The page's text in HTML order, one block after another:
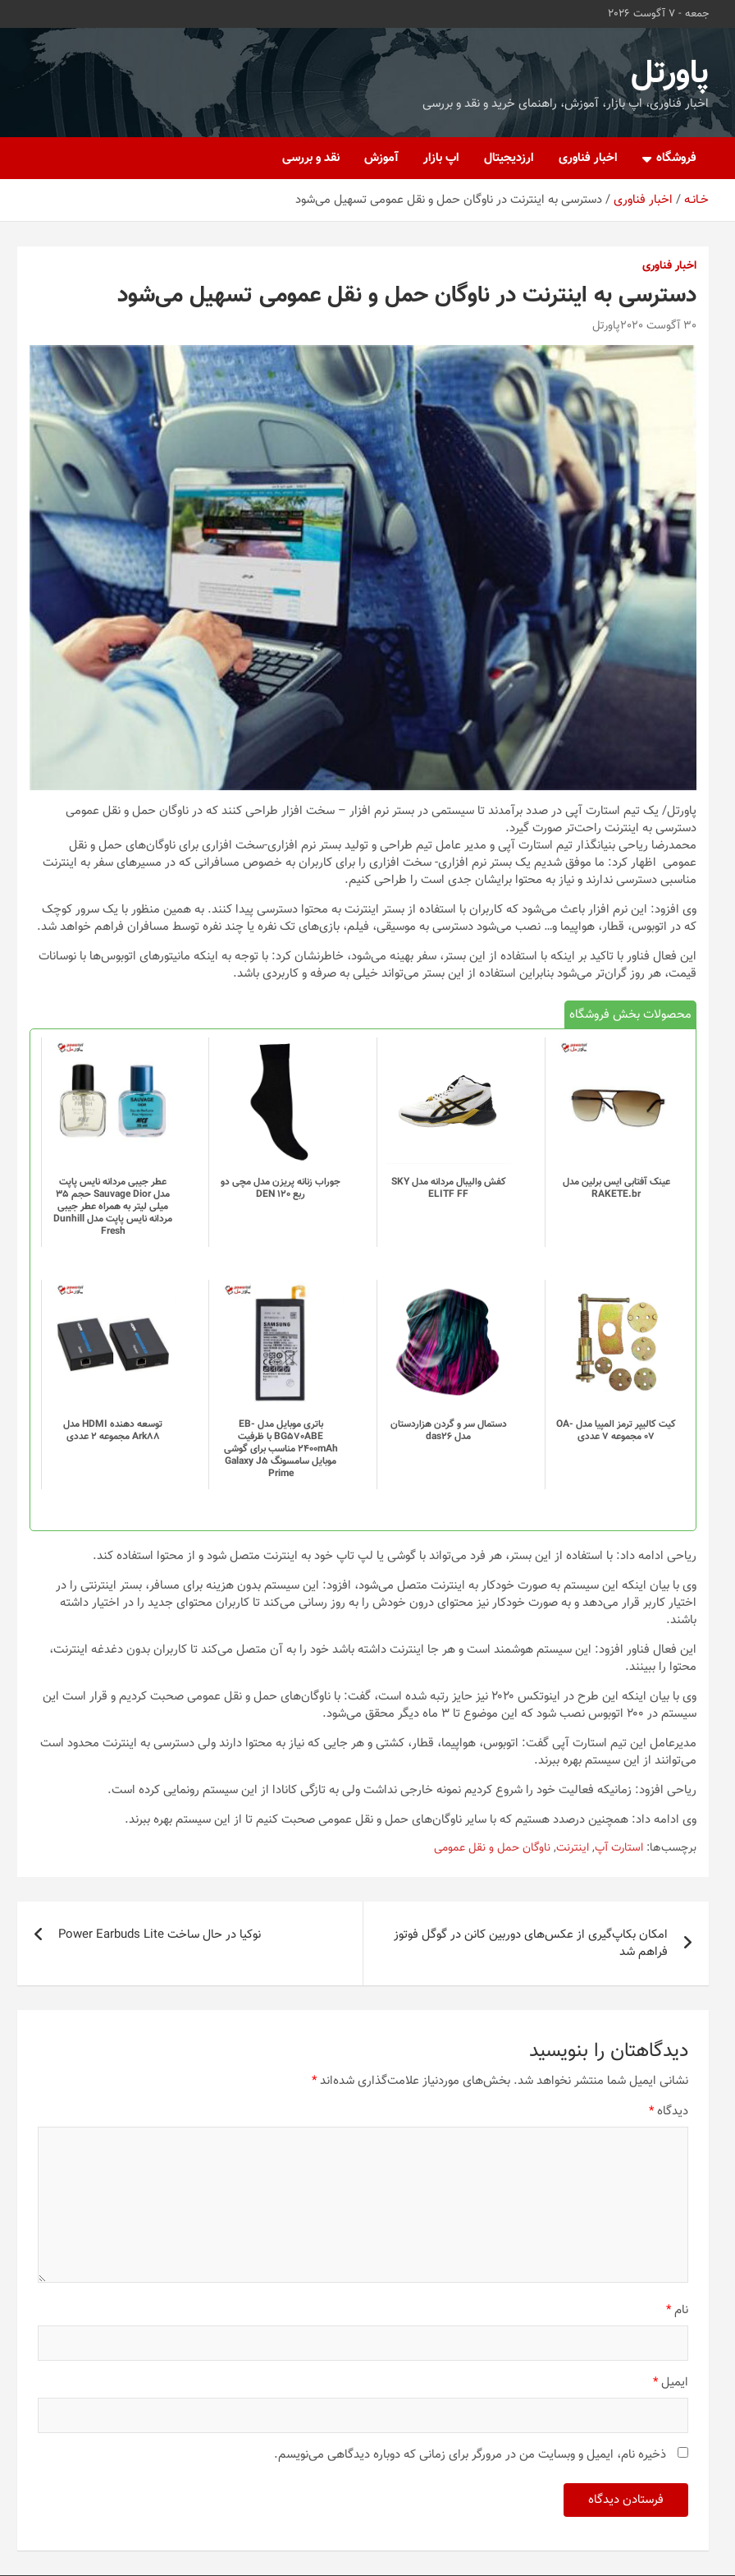
جمعه - 7 آگوست 2026
پاورتل
اخبار فناوری، اپ بازار، آموزش، راهنمای خرید و نقد و بررسی
فروشگاه اخبار فناوری ارزدیجیتال اپ بازار آموزش نقد و بررسی
خـانـه اخبار فناوری دسترسی به اینترنت در ناوگان حمل و نقل عمومی تسهیل می‌شود
اخبار فناوری
دسترسی به اینترنت در ناوگان حمل و نقل عمومی تسهیل می‌شود
30 آگوست 2020 پاورتل
پاورتل/ یک تیم استارت آپی در صدد برآمدند تا سیستمی در بستر نرم افزار – سخت افزار طراحی کنند که در ناوگان حمل و نقل عمومی
دسترسی به اینترنت راحت‌تر صورت گیرد.
محمدرضا ریاحی بنیانگذار تیم استارت آپی و مدیر عامل تیم طراحی و تولید بستر نرم افزاری-سخت افزاری برای ناوگان‌های حمل و نقل
عمومی اظهار کرد: ما موفق شدیم یک بستر نرم افزاری- سخت افزاری را برای کاربران به خصوص مسافرانی که در مسیرهای سفر به اینترنت
مناسبی دسترسی ندارند و نیاز به محتوا برایشان جدی است را طراحی کنیم.
وی افزود: این نرم افزار باعث می‌شود که کاربران با استفاده از بستر اینترنت به محتوا دسترسی پیدا کنند. به همین منظور با یک سرور کوچک
که در اتوبوس، قطار، هواپیما و… نصب می‌شود دسترسی به موسیقی، فیلم، بازی‌های تک نفره یا چند نفره توسط مسافران فراهم خواهد شد.
این فعال فناور با تاکید بر اینکه با استفاده از این بستر، سفر بهینه می‌شود، خاطرنشان کرد: با توجه به اینکه مانیتورهای اتوبوس‌ها با نوسانات
قیمت، هر روز گران‌تر می‌شود بنابراین استفاده از این بستر می‌تواند خیلی به صرفه و کاربردی باشد.
محصولات بخش فروشگاه
عینک آفتابی ایس برلین مدل
RAKETE.br
کفش والیبال مردانه مدل SKY
ELITF FF
دارای
انواع
مختلفی
گزینه
ها
محصول
انتخاب
شوند
جوراب زنانه پریزن مدل مچی دو
ربع DEN 120
این
محصول
دارای
انواع
مختلفی
می
گزینه
ها
محصول
انتخاب
شوند
عطر جیبی مردانه نایس پاپت
مدل Sauvage Dior حجم 35
میلی لیتر به همراه عطر جیبی
مردانه نایس پاپت مدل Dunhill
Fresh
کیت کالیپر ترمز المپیا مدل OA-
07 مجموعه 7 عددی
دستمال سر و گردن هزاردستان
مدل das26
این
محصول
دارای
انواع
مختلفی
می
گزینه
ها
محصول
انتخاب
شوند
باتری موبایل مدل EB-
BG570ABE با ظرفیت
2400mAh مناسب برای گوشی
موبایل سامسونگ Galaxy J5
Prime
توسعه دهنده HDMI مدل
Ark88 مجموعه 2 عددی
ریاحی ادامه داد: با استفاده از این بستر، هر فرد می‌تواند با گوشی یا لپ تاپ خود به اینترنت متصل شود و از محتوا استفاده کند.
وی با بیان اینکه این سیستم به صورت خودکار به اینترنت متصل می‌شود، افزود: این سیستم بدون هزینه برای مسافر، بستر اینترنتی را در
اختیار کاربر قرار می‌دهد و به صورت خودکار نیز محتوای درون خودش را به روز رسانی می‌کند تا کاربران محتوای جدید را در اختیار داشته
باشند.
این فعال فناور افزود: این سیستم هوشمند است و هر جا اینترنت داشته باشد خود را به آن متصل می‌کند تا کاربران بدون دغدغه اینترنت،
محتوا را ببینند.
وی با بیان اینکه این طرح در اینوتکس ۲۰۲۰ نیز حایز رتبه شده است، گفت: با ناوگان‌های حمل و نقل عمومی صحبت کردیم و قرار است این
سیستم در ۲۰۰ اتوبوس نصب شود که این موضوع تا ۳ ماه دیگر محقق می‌شود.
مدیرعامل این تیم استارت آپی گفت: اتوبوس، هواپیما، قطار، کشتی و هر جایی که نیاز به محتوا دارند ولی دسترسی به اینترنت محدود است
می‌توانند از این سیستم بهره ببرند.
ریاحی افزود: زمانیکه فعالیت خود را شروع کردیم نمونه خارجی نداشت ولی به تازگی کانادا از این سیستم رونمایی کرده است.
وی ادامه داد: همچنین درصدد هستیم که با سایر ناوگان‌های حمل و نقل عمومی صحبت کنیم تا از این سیستم بهره ببرند.
برچسب‌ها: استارت آپ,اینترنت,ناوگان حمل و نقل عمومی
راهبری
نوشتهامکان بکاپ‌گیری از عکس‌های دوربین کانن در گوگل فوتوز
فراهم شد
نوکیا در حال ساخت Power Earbuds Lite
دیدگاهتان را بنویسید
نشانی ایمیل شما منتشر نخواهد شد. بخش‌های موردنیاز علامت‌گذاری شده‌اند*
دیدگاه*
نام*
ایمیل*
ذخیره نام، ایمیل و وبسایت من در مرورگر برای زمانی که دوباره دیدگاهی می‌نویسم.